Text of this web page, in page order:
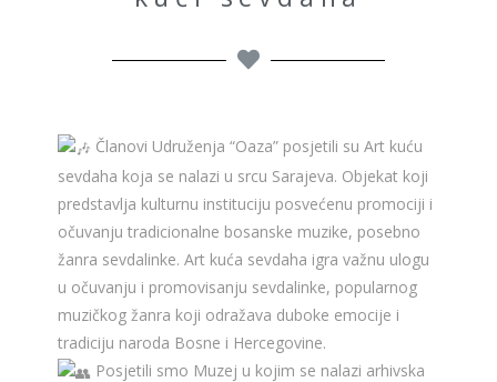
Članovi Udruženja “Oaza” posjetili su Art kuću
sevdaha koja se nalazi u srcu Sarajeva. Objekat koji
predstavlja kulturnu instituciju posvećenu promociji i
očuvanju tradicionalne bosanske muzike, posebno
žanra sevdalinke. Art kuća sevdaha igra važnu ulogu
u očuvanju i promovisanju sevdalinke, popularnog
muzičkog žanra koji odražava duboke emocije i
tradiciju naroda Bosne i Hercegovine.
Posjetili smo Muzej u kojim se nalazi arhivska